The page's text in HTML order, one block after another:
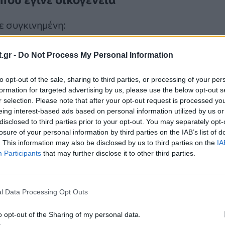
- Do Not Process My Personal Information
opt-out of the sale, sharing to third parties, or processing of your
for targeted advertising by us, please use the below opt-out
selection. Please note that after your opt-out request is processed
interest-based ads based on personal information utilized by us
to third parties prior to your opt-out. You may separately
of your personal information by third parties on the IAB’s list of
This information may also be disclosed by us to third parties on the
Participants that may further disclose it to other third parties.
Data Processing Opt Outs
opt-out of the Sharing of my personal data.
Απλώς κάναμε το καθήκον μας. Είδαμε ότι
και έπρεπε να κάνουμε κάτι».
θερμά συγχαρητήρια από τα ΜΜΕ για την
η αφοσίωση και η φροντίδα μπορούν να